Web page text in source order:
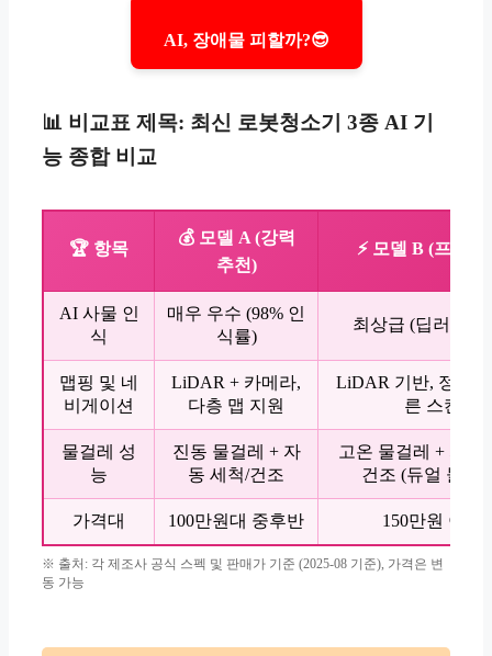
AI, 장애물 피할까?😎
📊 비교표 제목: 최신 로봇청소기 3종 AI 기
능 종합 비교
🏆 항목
💰 모델 A (강력
추천)
⚡ 모델 B (프리미
AI 사물 인
식
매우 우수 (98% 인
식률)
최상급 (딥러닝
맵핑 및 네
비게이션
LiDAR + 카메라,
다층 맵 지원
LiDAR 기반, 정확
른 스캔
물걸레 성
능
진동 물걸레 + 자
동 세척/건조
고온 물걸레 + 자동
건조 (듀얼 물걸
가격대 100만원대 중후반 150만원 이상
※ 출처: 각 제조사 공식 스펙 및 판매가 기준 (2025-08 기준), 가격은 변
동 가능